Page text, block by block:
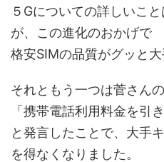
５Gについての詳しいこ
が、この進化のおかげで
格安SIMの品質がグッと大
それともう一つは菅さん
「携帯電話利用料金を引
と発言したことで、大手
を得なくなりました。